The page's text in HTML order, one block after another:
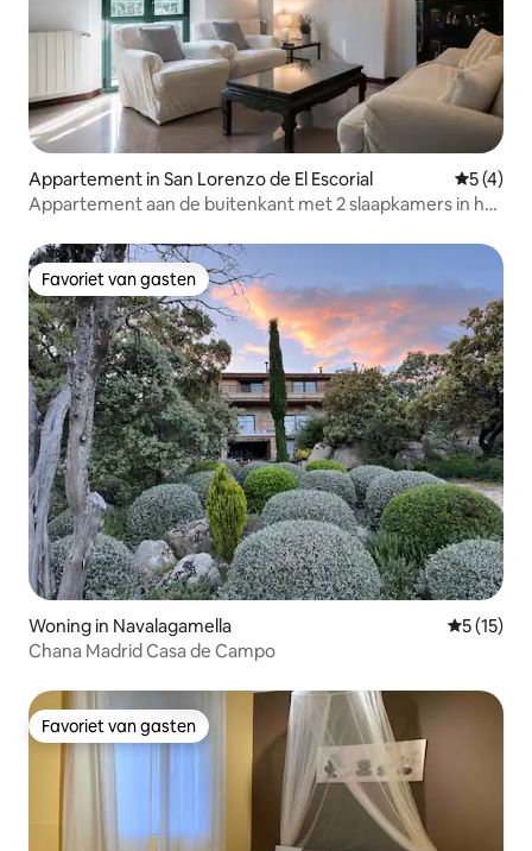
Appartement in San Lorenzo de El Escorial
5 (4)
Appartement aan de buitenkant met 2 slaapkamers in het
Favoriet van gasten
Favoriet van gasten
Woning in Navalagamella
5 (15)
Chana Madrid Casa de Campo
Favoriet van gasten
Favoriet van gasten